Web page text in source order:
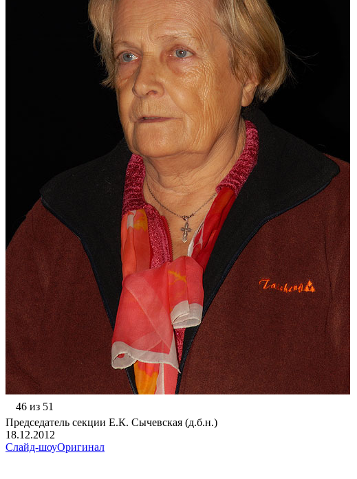
46 из 51
Председатель секции Е.К. Сычевская (д.б.н.)
18.12.2012
Слайд-шоуОригинал